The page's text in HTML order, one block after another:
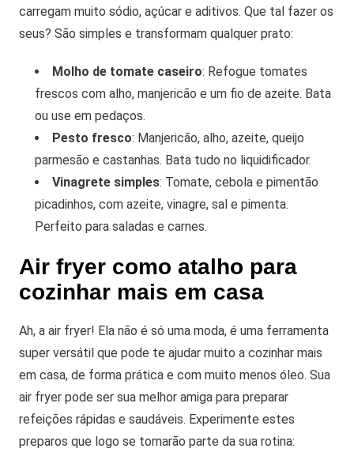
carregam muito sódio, açúcar e aditivos. Que tal fazer os
seus? São simples e transformam qualquer prato:
Molho de tomate caseiro: Refogue tomates
frescos com alho, manjericão e um fio de azeite. Bata
ou use em pedaços.
Pesto fresco: Manjericão, alho, azeite, queijo
parmesão e castanhas. Bata tudo no liquidificador.
Vinagrete simples: Tomate, cebola e pimentão
picadinhos, com azeite, vinagre, sal e pimenta.
Perfeito para saladas e carnes.
Air fryer como atalho para
cozinhar mais em casa
Ah, a air fryer! Ela não é só uma moda, é uma ferramenta
super versátil que pode te ajudar muito a cozinhar mais
em casa, de forma prática e com muito menos óleo. Sua
air fryer pode ser sua melhor amiga para preparar
refeições rápidas e saudáveis. Experimente estes
preparos que logo se tornarão parte da sua rotina: